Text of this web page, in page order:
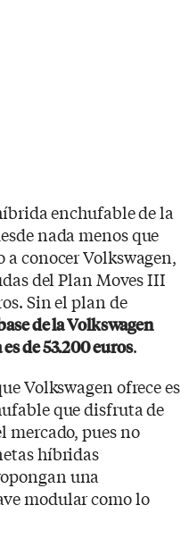
enchufable de la
nada menos que
a conocer Volkswagen,
del Plan Moves III
Sin el plan de
de la Volkswagen
de 53.200 euros.
Volkswagen ofrece es
que disfruta de
mercado, pues no
híbridas
una
modular como lo